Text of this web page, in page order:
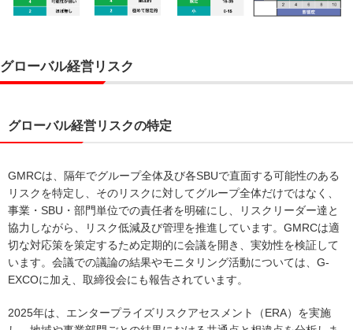
グローバル経営リスク
グローバル経営リスクの特定
GMRCは、隔年でグループ全体及び各SBUで直面する可能性のある
リスクを特定し、そのリスクに対してグループ全体だけではなく、
事業・SBU・部門単位での責任者を明確にし、リスクリーダー達と
協力しながら、リスク低減及び管理を推進しています。GMRCは適
切な対応策を策定するため定期的に会議を開き、実効性を検証して
います。会議での議論の結果やモニタリング活動については、G-
EXCOに加え、取締役会にも報告されています。
2025年は、エンタープライズリスクアセスメント（ERA）を実施